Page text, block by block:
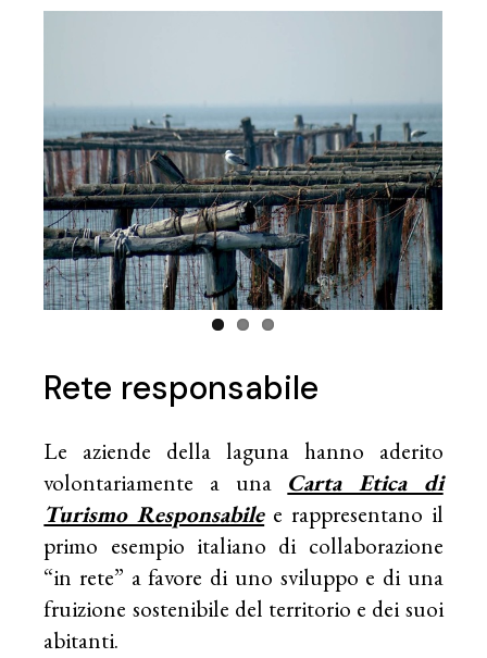
Rete responsabile
Le aziende della laguna hanno aderito
volontariamente a una Carta Etica di
Turismo Responsabilee rappresentano il
primo esempio italiano di collaborazione
“in rete” a favore di uno sviluppo e di una
fruizione sostenibile del territorio e dei suoi
abitanti.